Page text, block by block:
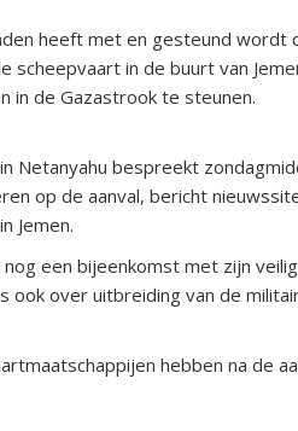
heeft met en gesteund wordt
scheepvaart in de buurt van
in de Gazastrook te steunen.
Netanyahu bespreekt
op de aanval, bericht
Jemen.
een bijeenkomst met zijn
ook over uitbreiding van de
hebben na de